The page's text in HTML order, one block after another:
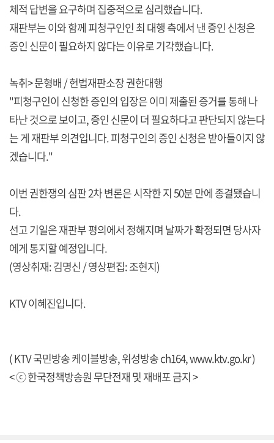
체적 답변을 요구하며 집중적으로 심리했습니다.
재판부는 이와 함께 피청구인인 최 대행 측에서 낸 증인 신청은
증인 신문이 필요하지 않다는 이유로 기각했습니다.
녹취> 문형배 / 헌법재판소장 권한대행
"피청구인이 신청한 증인의 입장은 이미 제출된 증거를 통해 나
타난 것으로 보이고, 증인 신문이 더 필요하다고 판단되지 않는다
는 게 재판부 의견입니다. 피청구인의 증인 신청은 받아들이지 않
겠습니다."
이번 권한쟁의 심판 2차 변론은 시작한 지 50분 만에 종결됐습니
다.
선고 기일은 재판부 평의에서 정해지며 날짜가 확정되면 당사자
에게 통지할 예정입니다.
(영상취재: 김명신 / 영상편집: 조현지)
KTV 이혜진입니다.
( KTV 국민방송 케이블방송, 위성방송 ch164,www.ktv.go.kr)
< ⓒ 한국정책방송원 무단전재 및 재배포 금지 >